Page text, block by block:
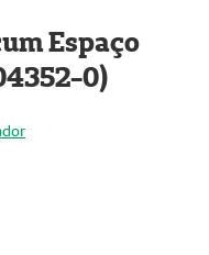
Espaço
0)